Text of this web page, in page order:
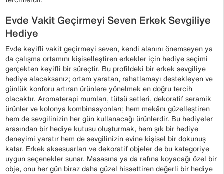
Evde Vakit Geçirmeyi Seven Erkek Sevgiliye
Hediye
Evde keyifli vakit geçirmeyi seven, kendi alanını önemseyen ya
da çalışma ortamını kişiselleştiren erkekler için hediye seçimi
gerçekten keyifli bir süreçtir. Bu profildeki bir erkek sevgiliye
hediye alacaksanız; ortam yaratan, rahatlamayı destekleyen ve
günlük konforu artıran ürünlere yönelmek en doğru tercih
olacaktır. Aromaterapi mumları, tütsü setleri, dekoratif seramik
ürünler ve kolonya kombinasyonları; hem mekânı güzelleştiren
hem de sevgilinizin her gün kullanacağı ürünlerdir. Bu hediyeler
arasından bir hediye kutusu oluşturmak, hem şık bir hediye
deneyimi yaratır hem de sevgilinizin evine kişisel bir dokunuş
katar. Erkek aksesuarları ve dekoratif objeler de bu kategoriye
uygun seçenekler sunar. Masasına ya da rafına koyacağı özel bir
obje, onu her gün biraz daha güzel hissettiren değerli bir hediye